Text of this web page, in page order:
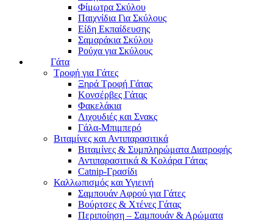
Φίμωτρα Σκύλου
Παιχνίδια Για Σκύλους
Είδη Εκπαίδευσης
Σαμαράκια Σκύλου
Ρούχα για Σκύλους
Γάτα
Τροφή για Γάτες
Ξηρά Τροφή Γάτας
Κονσέρβες Γάτας
Φακελάκια
Λιχουδιές και Σνακς
Γάλα-Μπιμπερό
Βιταμίνες και Αντιπαρασιτικά
Βιταμίνες & Συμπληρώματα Διατροφής
Αντιπαρασιτικά & Κολάρα Γάτας
Catnip-Γρασίδι
Καλλωπισμός και Υγιεινή
Σαμπουάν Αφρού για Γάτες
Βούρτσες & Χτένες Γάτας
Περιποίηση – Σαμπουάν & Αρώματα